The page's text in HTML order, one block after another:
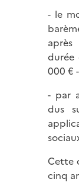
- le
durée
000 €
- par
dus
Cette
cinq